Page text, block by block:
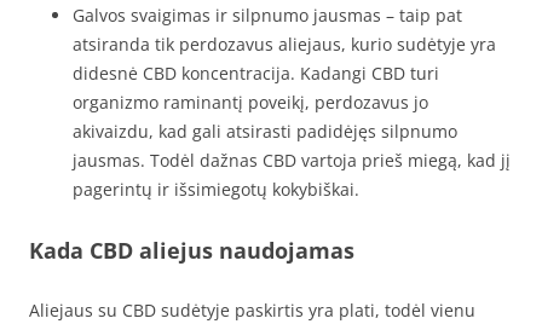
Galvos svaigimas ir silpnumo jausmas – taip pat
atsiranda tik perdozavus aliejaus, kurio sudėtyje yra
didesnė CBD koncentracija. Kadangi CBD turi
organizmo raminantį poveikį, perdozavus jo
akivaizdu, kad gali atsirasti padidėjęs silpnumo
jausmas. Todėl dažnas CBD vartoja prieš miegą, kad jį
pagerintų ir išsimiegotų kokybiškai.
Kada CBD aliejus naudojamas
Aliejaus su CBD sudėtyje paskirtis yra plati, todėl vienu